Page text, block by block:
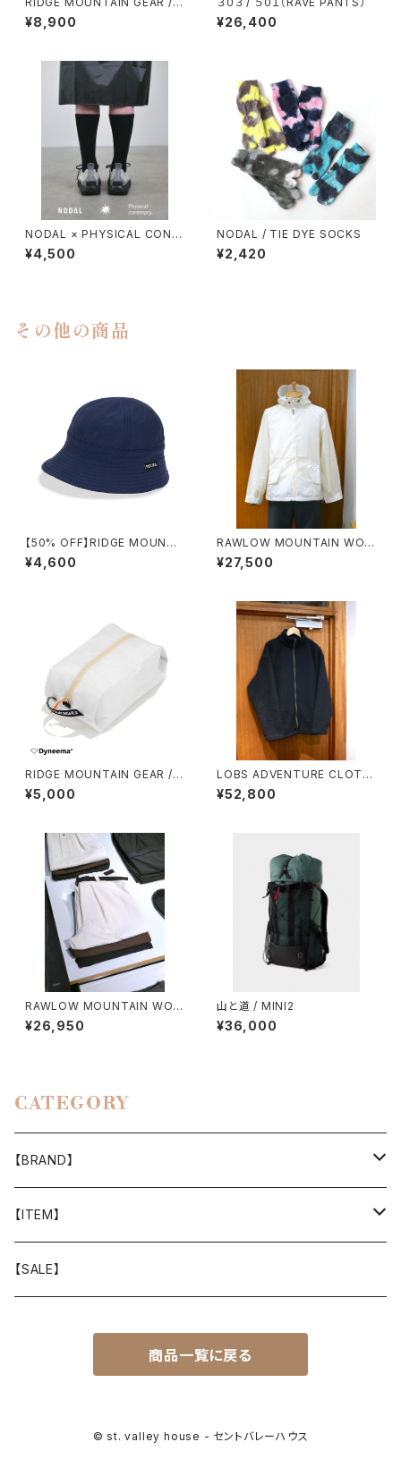
HADE CAP
¥8,900 ¥26,400
NODAL × PHYSICAL CONT
MPRY.
¥4,500
NODAL / TIE DYE SOCKS
¥2,420
その他の商品
【50% OFF】RIDGE MOUNTA
IN GEAR / ENOUGH HAT
¥4,600
RAWLOW MOUNTAIN WOR
KS / AIRY HOODIE
¥27,500
RIDGE MOUNTAIN GEAR /
CASE（M）
¥5,000
LOBS ADVENTURE CLOTHI
NG / C1 DUCKBILL BOA JK
T
¥52,800
RAWLOW MOUNTAIN WOR
KS / HIKER BAKER PANTS
¥26,950
山と道 / MINI2
¥36,000
CATEGORY
【BRAND】
山と道
T-SHIRT
迷迭香
Akihiro Wood Works
【ITEM】
WEAR
【SALE】
商品一覧に戻る
© st. valley house - セントバレーハウス